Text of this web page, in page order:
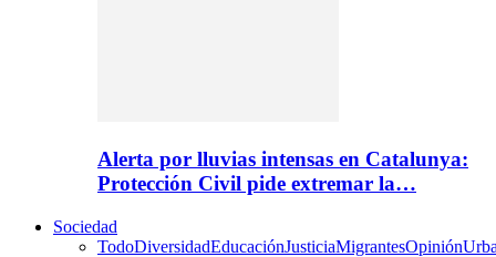
Alerta por lluvias intensas en Catalunya:
Protección Civil pide extremar la…
Sociedad
TodoDiversidadEducaciónJusticiaMigrantesOpinión